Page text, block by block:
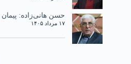
حسن هانی‌زاده:
۱۷ مرداد ۱۴۰۵